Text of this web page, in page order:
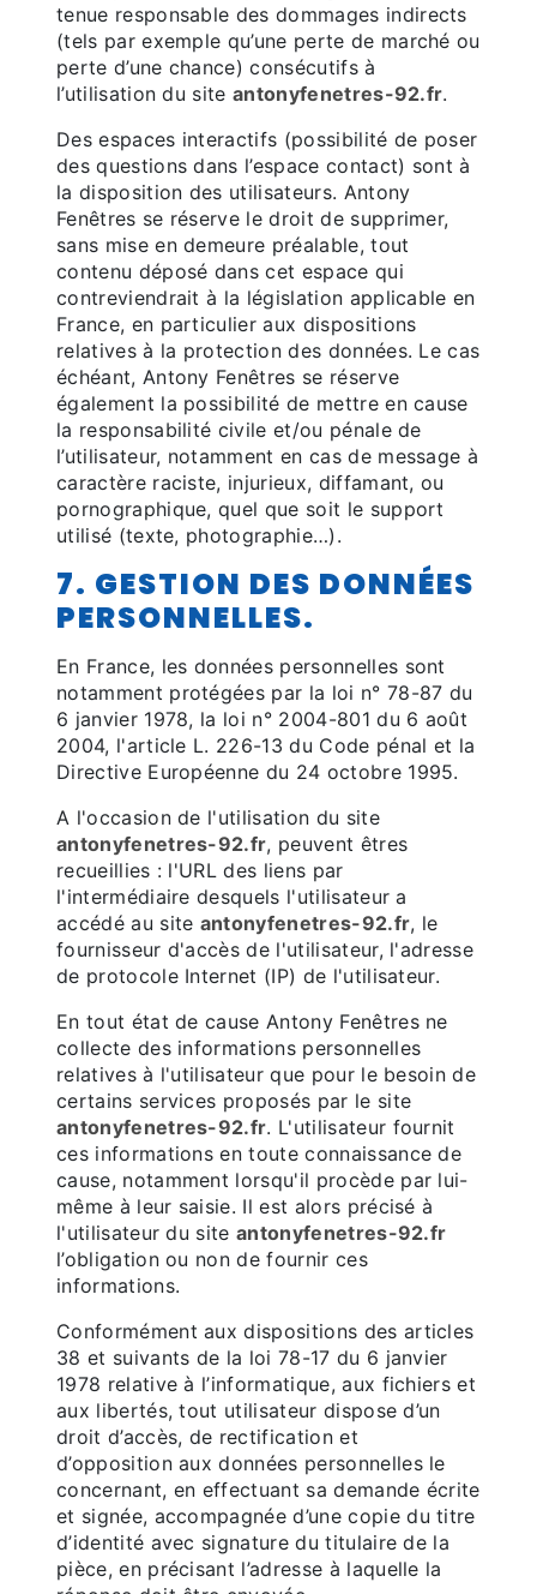
tenue responsable des dommages indirects
(tels par exemple qu’une perte de marché ou
perte d’une chance) consécutifs à
l’utilisation du siteantonyfenetres-92.fr.
Des espaces interactifs (possibilité de poser
des questions dans l’espace contact) sont à
la disposition des utilisateurs. Antony
Fenêtres se réserve le droit de supprimer,
sans mise en demeure préalable, tout
contenu déposé dans cet espace qui
contreviendrait à la législation applicable en
France, en particulier aux dispositions
relatives à la protection des données. Le cas
échéant, Antony Fenêtres se réserve
également la possibilité de mettre en cause
la responsabilité civile et/ou pénale de
l’utilisateur, notamment en cas de message à
caractère raciste, injurieux, diffamant, ou
pornographique, quel que soit le support
utilisé (texte, photographie…).
7. GESTION DES DONNÉES
PERSONNELLES.
En France, les données personnelles sont
notamment protégées par la loi n° 78-87 du
6 janvier 1978, la loi n° 2004-801 du 6 août
2004, l'article L. 226-13 du Code pénal et la
Directive Européenne du 24 octobre 1995.
A l'occasion de l'utilisation du site
antonyfenetres-92.fr, peuvent êtres
recueillies : l'URL des liens par
l'intermédiaire desquels l'utilisateur a
accédé au site antonyfenetres-92.fr, le
fournisseur d'accès de l'utilisateur, l'adresse
de protocole Internet (IP) de l'utilisateur.
En tout état de cause Antony Fenêtres ne
collecte des informations personnelles
relatives à l'utilisateur que pour le besoin de
certains services proposés par le site
antonyfenetres-92.fr. L'utilisateur fournit
ces informations en toute connaissance de
cause, notamment lorsqu'il procède par lui-
même à leur saisie. Il est alors précisé à
l'utilisateur du siteantonyfenetres-92.fr
l’obligation ou non de fournir ces
informations.
Conformément aux dispositions des articles
38 et suivants de la loi 78-17 du 6 janvier
1978 relative à l’informatique, aux fichiers et
aux libertés, tout utilisateur dispose d’un
droit d’accès, de rectification et
d’opposition aux données personnelles le
concernant, en effectuant sa demande écrite
et signée, accompagnée d’une copie du titre
d’identité avec signature du titulaire de la
pièce, en précisant l’adresse à laquelle la